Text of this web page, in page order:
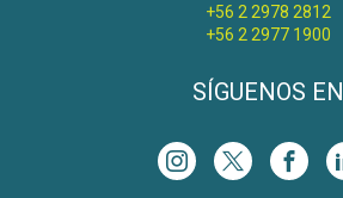
+56 2 2978 2812
+56 2 2977 1900
SÍGUENOS EN